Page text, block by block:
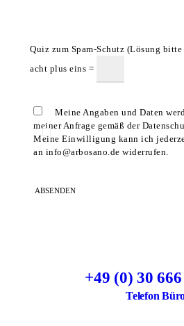
Quiz zum Spam-Schutz (Lösung
acht plus eins =
Meine Angaben und Daten
meiner Anfrage gemäß der
Meine Einwilligung kann ich
an info@arbosano.de widerrufen.
+49 (0) 30
Telefon